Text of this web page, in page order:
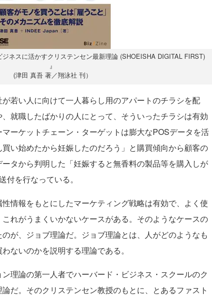
ネスに活かすクリステンセン最新理論 (SHOEISHA DIGITAL FIRST)
』
(津田 真吾 著／翔泳社 刊）
若い人に向けて一人暮らし用のアパートのチラシを配
就職したばかりの人にとって、そういったチラシは有効
ーケットチェーン・ターゲットは膨大なPOSデータを活
い始めたから妊娠したのだろう」と購買傾向から顧客の
タから判明した「妊娠すると無香料の製品等を購入しが
付を行なっている。
情報をもとにしたマーケティング戦略は有効で、よく使
れがうまくいかないケースがある。そのようなケースの
が、ジョブ理論だ。ジョブ理論とは、人がどのようなも
ないのかを説明する理論である。
理論の第一人者でハーバード・ビジネス・スクールのク
だ。そのクリステンセン教授のもとに、とあるファスト